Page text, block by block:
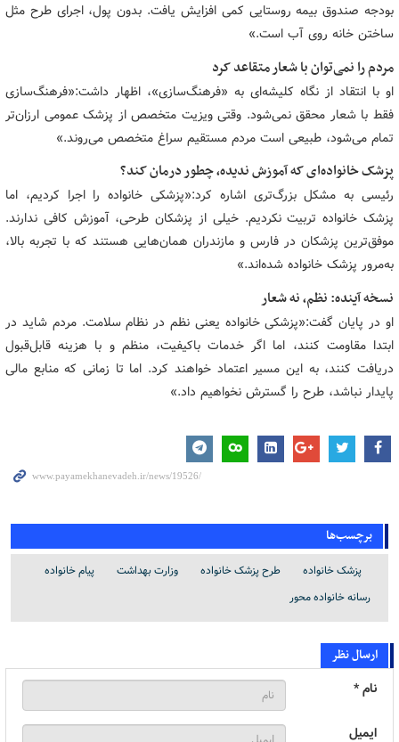
بودجه صندوق بیمه روستایی کمی افزایش یافت. بدون پول، اجرای طرح مثل
ساختن خانه روی آب است.»
مردم را نمی‌توان با شعار متقاعد کرد
او با انتقاد از نگاه کلیشه‌ای به «فرهنگ‌سازی»، اظهار داشت:«فرهنگ‌سازی
فقط با شعار محقق نمی‌شود. وقتی ویزیت متخصص از پزشک عمومی ارزان‌تر
تمام می‌شود، طبیعی است مردم مستقیم سراغ متخصص می‌روند.»
پزشک خانواده‌ای که آموزش ندیده، چطور درمان کند؟
رئیسی به مشکل بزرگ‌تری اشاره کرد:«پزشکی خانواده را اجرا کردیم، اما
پزشک خانواده تربیت نکردیم. خیلی از پزشکان طرحی، آموزش کافی ندارند.
موفق‌ترین پزشکان در فارس و مازندران همان‌هایی هستند که با تجربه بالا،
به‌مرور پزشک خانواده شده‌اند.»
نسخه آینده: نظم، نه شعار
او در پایان گفت:«پزشکی خانواده یعنی نظم در نظام سلامت. مردم شاید در
ابتدا مقاومت کنند، اما اگر خدمات باکیفیت، منظم و با هزینه قابل‌قبول
دریافت کنند، به این مسیر اعتماد خواهند کرد. اما تا زمانی که منابع مالی
پایدار نباشد، طرح را گسترش نخواهیم داد.»
برچسب‌ها
پزشک خانواده طرح پزشک خانواده وزارت بهداشت
پیام خانواده
رسانه خانواده محور
ارسال نظر
نام *
ایمیل